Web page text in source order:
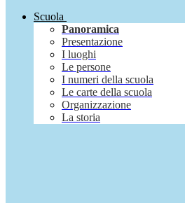
Scuola
Panoramica
Presentazione
I luoghi
Le persone
I numeri della scuola
Le carte della scuola
Organizzazione
La storia